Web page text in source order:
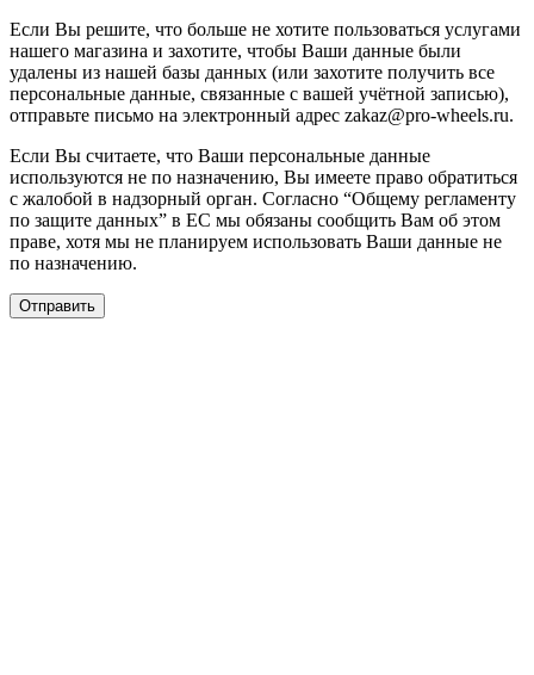
Если Вы решите, что больше не хотите пользоваться услугами
нашего магазина и захотите, чтобы Ваши данные были
удалены из нашей базы данных (или захотите получить все
персональные данные, связанные с вашей учётной записью),
отправьте письмо на электронный адрес zakaz@pro-wheels.ru.
Если Вы считаете, что Ваши персональные данные
используются не по назначению, Вы имеете право обратиться
с жалобой в надзорный орган. Согласно “Общему регламенту
по защите данных” в ЕС мы обязаны сообщить Вам об этом
праве, хотя мы не планируем использовать Ваши данные не
по назначению.
Отправить